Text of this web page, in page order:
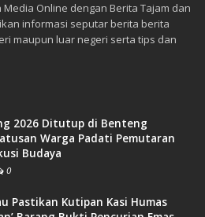
Online dengan Berita Tajam dan
informasi seputar berita berita
maupun luar negeri serta tips dan
2026 Ditutup di Benteng
Warga Padati Pemutaran
Budaya
0
Pastikan Kutipan Kasi Humas